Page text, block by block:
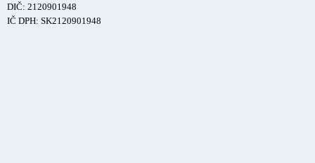
DIČ: 2120901948
IČ DPH: SK2120901948